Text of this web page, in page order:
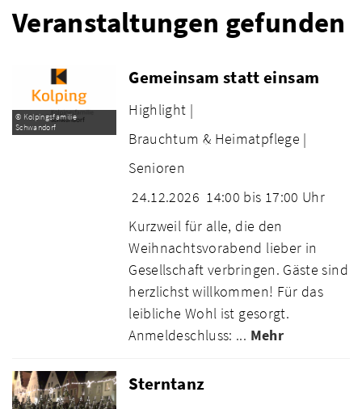
Veranstaltungen gefunden
© Kolpingsfamilie
Schwandorf
Gemeinsam statt einsam
Highlight |
Brauchtum & Heimatpflege |
Senioren
24.12.2026 14:00 bis 17:00 Uhr
Kurzweil für alle, die den
Weihnachtsvorabend lieber in
Gesellschaft verbringen. Gäste sind
herzlichst willkommen! Für das
leibliche Wohl ist gesorgt.
Anmeldeschluss: ... Mehr
Sterntanz